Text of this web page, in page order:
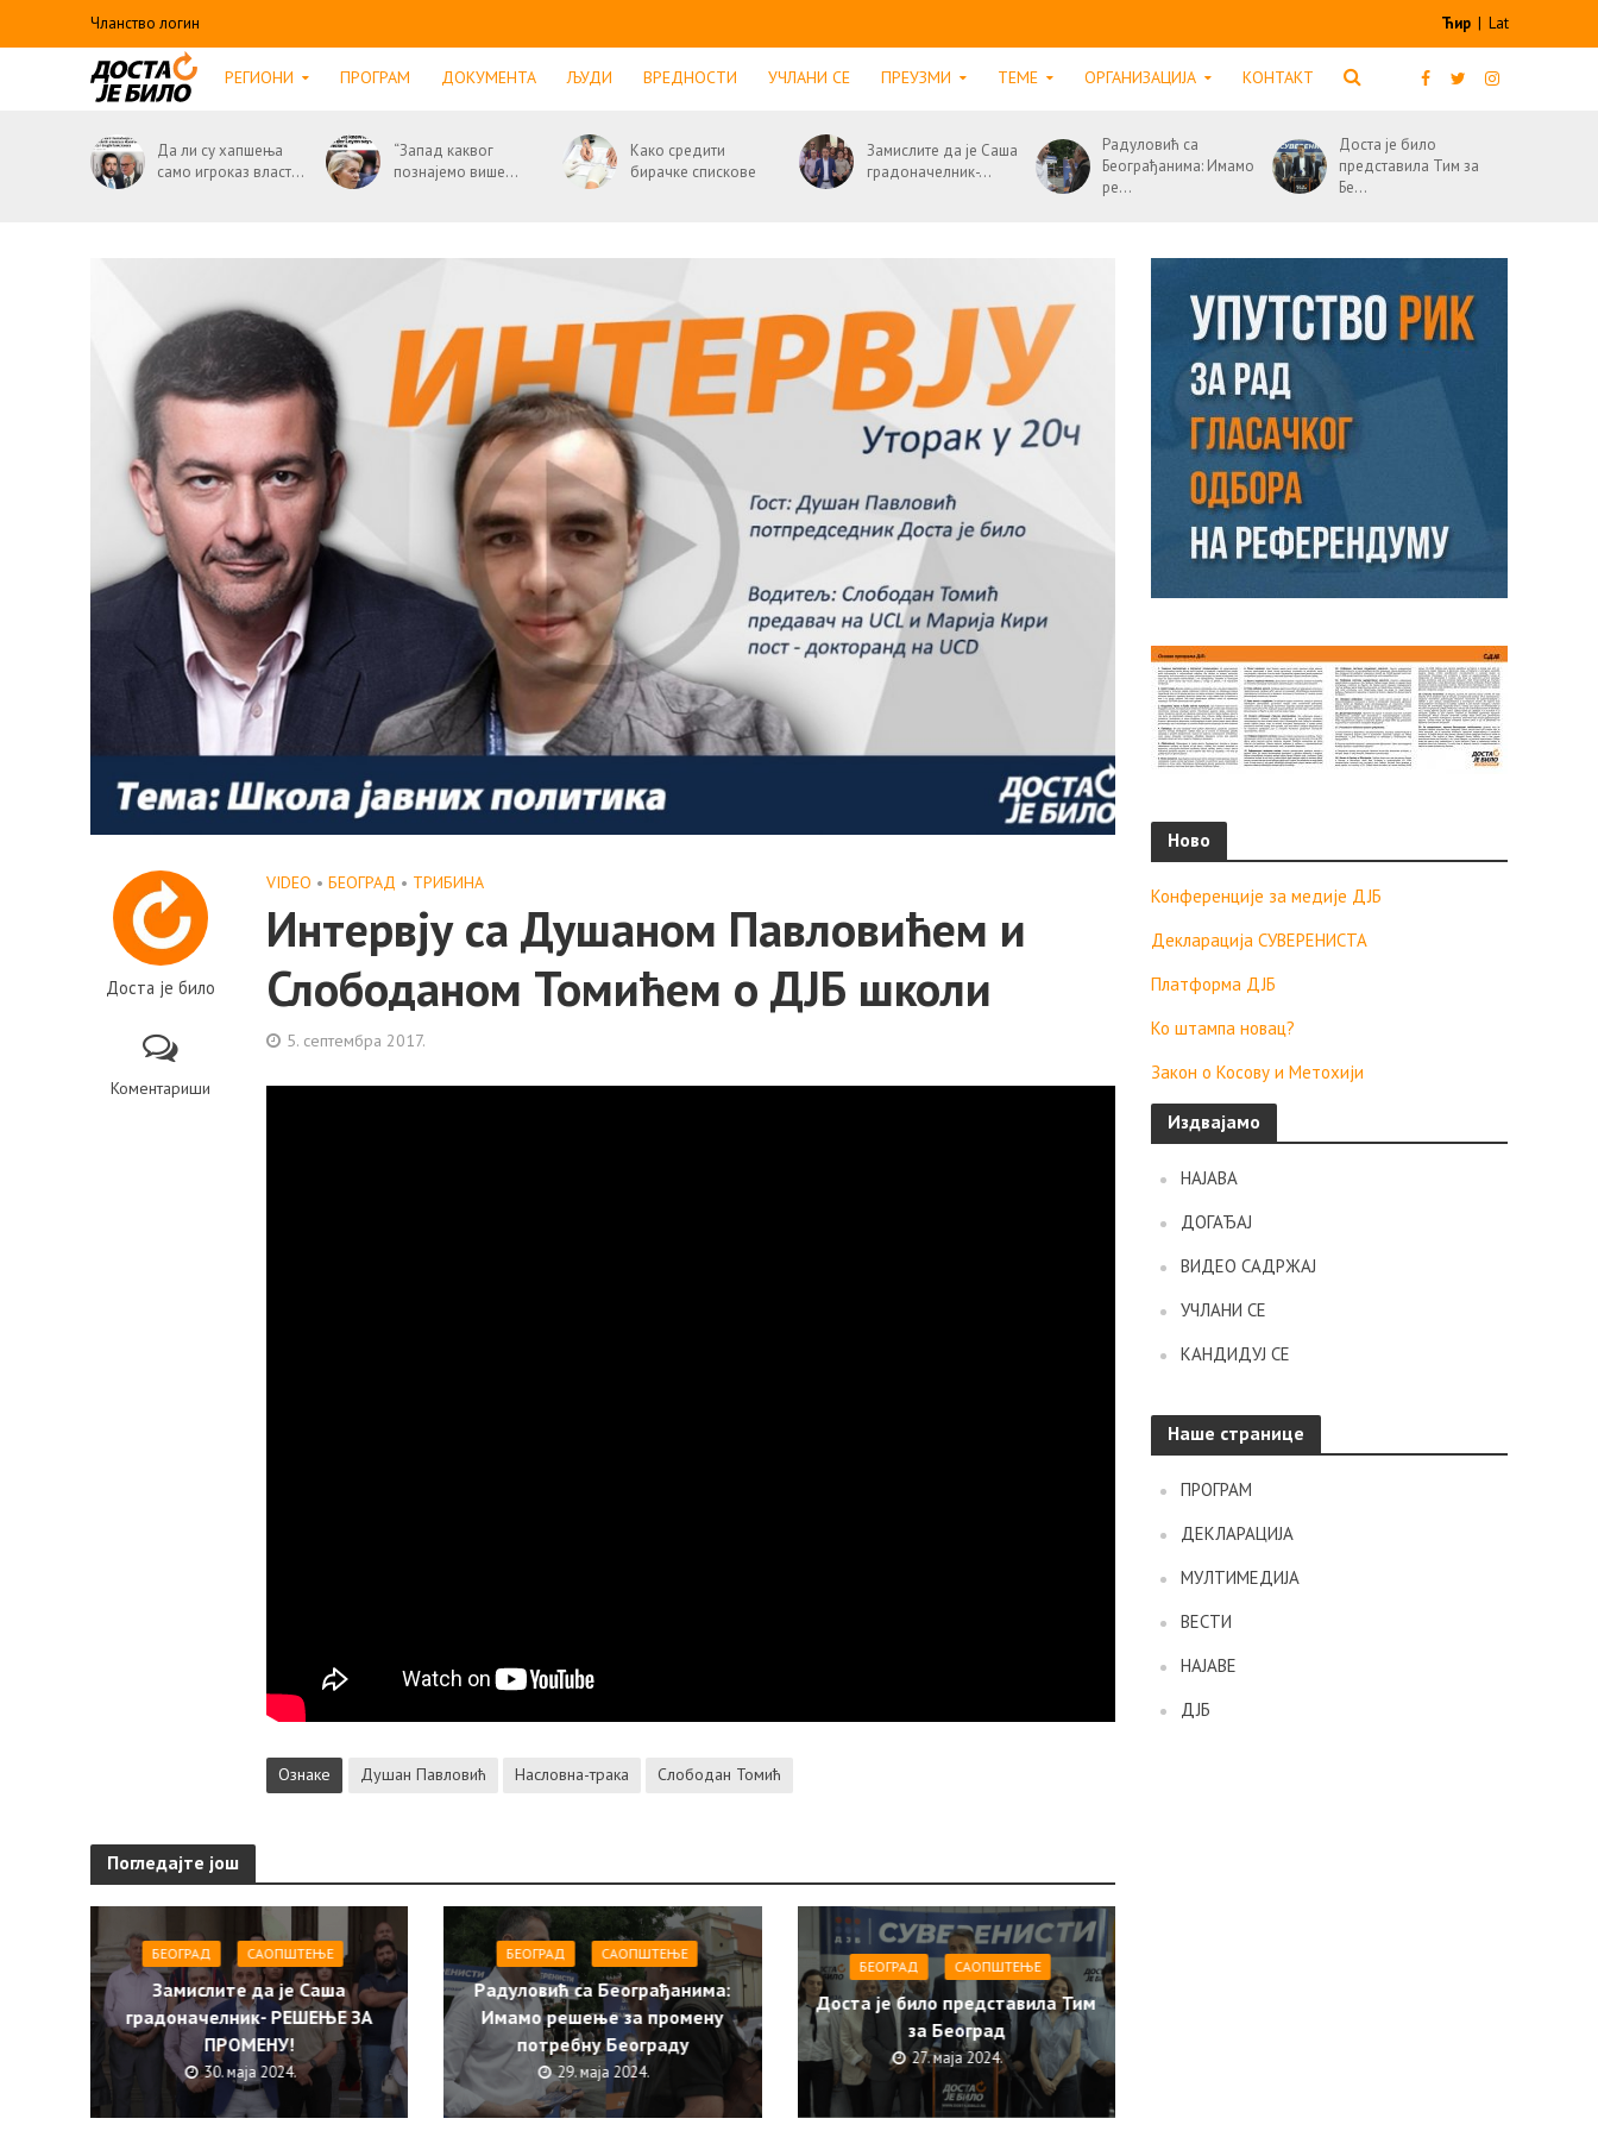
Чланство логин Ћир | Lat
РЕГИОНИ ПРОГРАМ ДОКУМЕНТА ЉУДИ ВРЕДНОСТИ УЧЛАНИ СЕ ПРЕУЗМИ ТЕМЕ ОРГАНИЗАЦИЈА КОНТАКТ
Да ли су хапшења
само игроказ власт...
“Запад каквог
познајемо више...
Како средити
бирачке спискове
Замислите да је Саша
градоначелник-...
Радуловић са
Београђанима: Имамо
ре...
Доста је било
представила Тим за
Бе...
Доста је било
Коментариши
VIDEO • БЕОГРАД • ТРИБИНА
Интервју са Душаном Павловићем и
Слободаном Томићем о ДЈБ школи
5. септембра 2017.
Ознаке Душан Павловић Насловна-трака Слободан Томић
Погледајте још
БЕОГРАД САОПШТЕЊE
Замислите да је Саша
градоначелник- РЕШЕЊЕ ЗА
ПРОМЕНУ!
30. маја 2024.
БЕОГРАД САОПШТЕЊE
Радуловић са Београђанима:
Имамо решење за промену
потребну Београду
29. маја 2024.
БЕОГРАД САОПШТЕЊE
Доста је било представила Тим
за Београд
27. маја 2024.
Ново
Конференције за медије ДЈБ
Декларација СУВЕРЕНИСТА
Платформа ДЈБ
Ко штампа новац?
Закон о Косову и Метохији
Издвајамо
НАЈАВА
ДОГАЂАЈ
ВИДЕО САДРЖАЈ
УЧЛАНИ СЕ
КАНДИДУЈ СЕ
Наше странице
ПРОГРАМ
ДЕКЛАРАЦИЈА
МУЛТИМЕДИЈА
ВЕСТИ
НАЈАВЕ
ДЈБ